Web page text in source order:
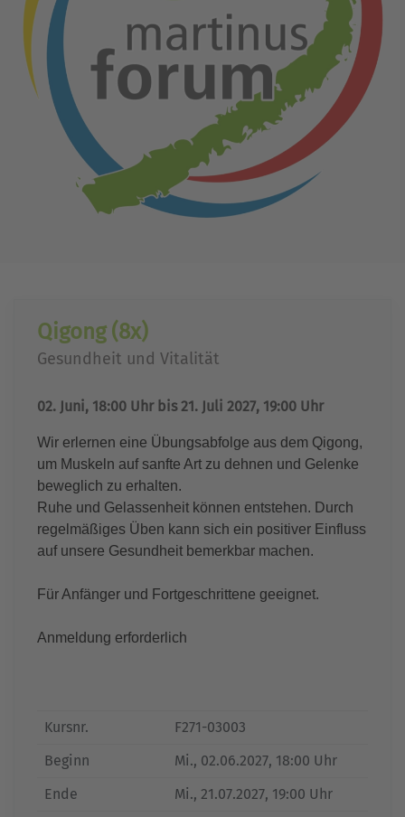
Qigong (8x)
Gesundheit und Vitalität
02. Juni, 18:00 Uhr bis 21. Juli 2027, 19:00 Uhr
Wir erlernen eine Übungsabfolge aus dem Qigong,
um Muskeln auf sanfte Art zu dehnen und Gelenke
beweglich zu erhalten.
Ruhe und Gelassenheit können entstehen. Durch
regelmäßiges Üben kann sich ein positiver Einfluss
auf unsere Gesundheit bemerkbar machen.
Für Anfänger und Fortgeschrittene geeignet.
Anmeldung erforderlich
Kursnr.
F271-03003
Beginn
Mi., 02.06.2027, 18:00 Uhr
Ende
Mi., 21.07.2027, 19:00 Uhr